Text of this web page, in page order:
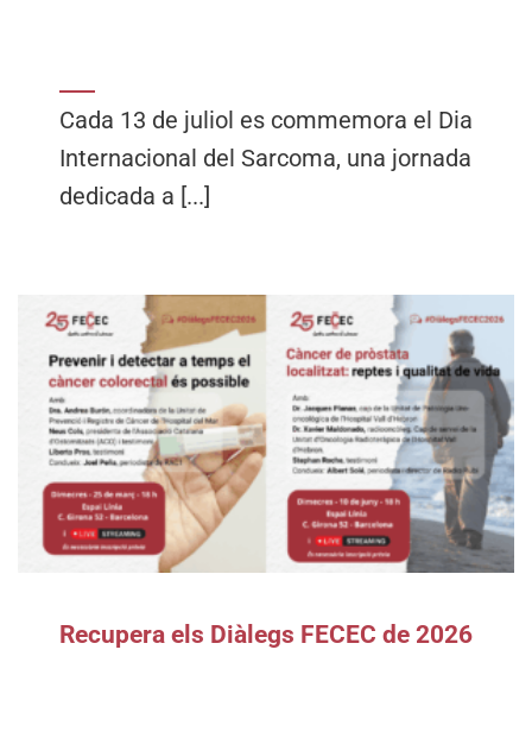
Cada 13 de juliol es commemora el Dia
Internacional del Sarcoma, una jornada
dedicada a [...]
Recupera els Diàlegs FECEC de 2026